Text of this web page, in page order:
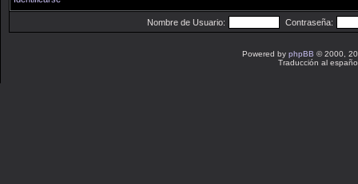
Nombre de Usuario: Contraseña:
Powered by phpBB © 2000,
Traducción al